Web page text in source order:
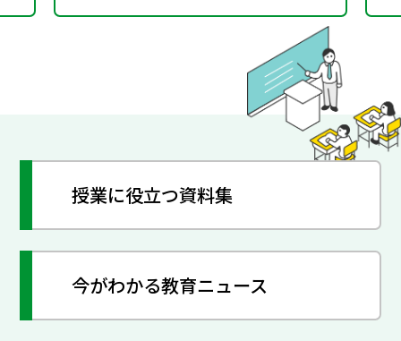
授業に役立つ資料集
今がわかる教育ニュース